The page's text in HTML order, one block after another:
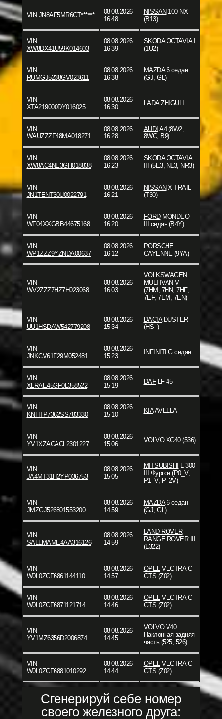
VIN JN8AF5MR6CT******
08.08.2026
16:48
NISSAN 100 NX
(B13)
VIN
XW8DX41U59K014603
08.08.2026
16:39
SKODAOCTAVIA I
(1U2)
VIN
RUMGJ5238GV023611
08.08.2026
16:38
MAZDA6 седан
(GJ, GL)
VIN
XTA219000DY016025
08.08.2026
16:30
LADAZHIGULI
VIN
WAUZZZF48MA018271
08.08.2026
16:28
AUDI A4 (8W2,
8WC, B9)
VIN
XW8AC4NE3GH018838
08.08.2026
16:23
SKODAOCTAVIA
III (5E3, NL3, NR3)
VIN
JN1TENT30U0022791
08.08.2026
16:21
NISSAN X-TRAIL
(T30)
VIN
WF04XXGBB44675168
08.08.2026
16:20
FORDMONDEO
III седан (B4Y)
VIN
WP1ZZZ9YZNDA00637
08.08.2026
16:12
PORSCHE
CAYENNE (9YA)
VIN
WV2ZZZ7HZ7H023068
08.08.2026
16:03
VOLKSWAGEN
MULTIVAN V
(7HM, 7HN, 7HF,
7EF, 7EM, 7EN)
VIN
UU1HSDAW542779208
08.08.2026
15:34
DACIADUSTER
(HS_)
VIN
JNKCV61F29M052481
08.08.2026
15:23
INFINITI G седан
VIN
XLRAE45GF0L358522
08.08.2026
15:19
DAFLF 45
VIN
KNHTP7362SS783330
08.08.2026
15:10
KIAAVELLA
VIN
YV1XZACACL2301227
08.08.2026
15:06
VOLVOXC40 (536)
VIN
JA4MT31H2YP036753
08.08.2026
15:05
MITSUBISHI L 300
III Фургон (P0_V,
P1_V, P_2V)
VIN
JMZGJ526801553200
08.08.2026
14:59
MAZDA6 седан
(GJ, GL)
VIN
SALLMAME4AA316126
08.08.2026
14:59
LAND ROVER
RANGE ROVER III
(L322)
VIN
W0L0ZCF6861144110
08.08.2026
14:57
OPELVECTRA C
GTS (Z02)
VIN
W0L0ZCF6871121714
08.08.2026
14:46
OPELVECTRA C
GTS (Z02)
VIN
YV1MZ6356D2006874
08.08.2026
14:45
VOLVOV40
Наклонная задняя
часть (525, 526)
VIN
W0L0ZCF6881010292
08.08.2026
14:44
OPELVECTRA C
GTS (Z02)
Сгенерируй себе номер
своего железного друга: